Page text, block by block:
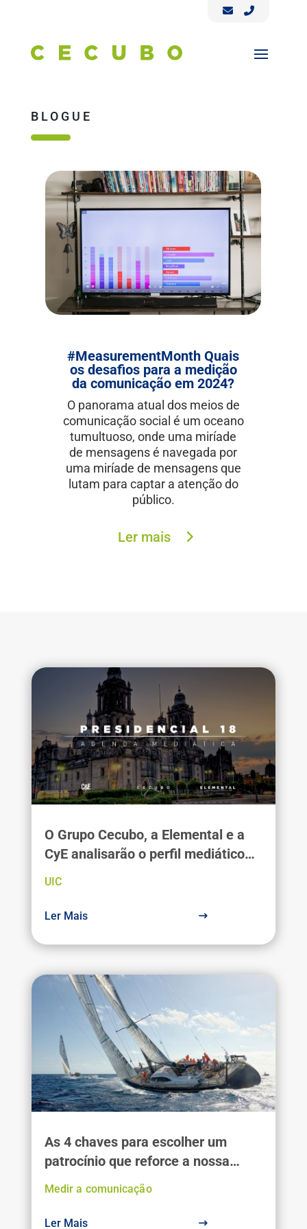
BLOGUE
#MeasurementMonth Quais
os desafios para a medição
da comunicação em 2024?
O panorama atual dos meios de
comunicação social é um oceano
tumultuoso, onde uma miríade
de mensagens é navegada por
uma miríade de mensagens que
lutam para captar a atenção do
público.
Ler mais
O Grupo Cecubo, a Elemental e a
CyE analisarão o perfil mediático
dos candidatos durante a
UIC
Ler Mais
As 4 chaves para escolher um
patrocínio que reforce a nossa
reputação
Medir a comunicação
Ler Mais